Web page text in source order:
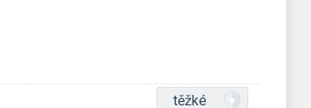
těžké